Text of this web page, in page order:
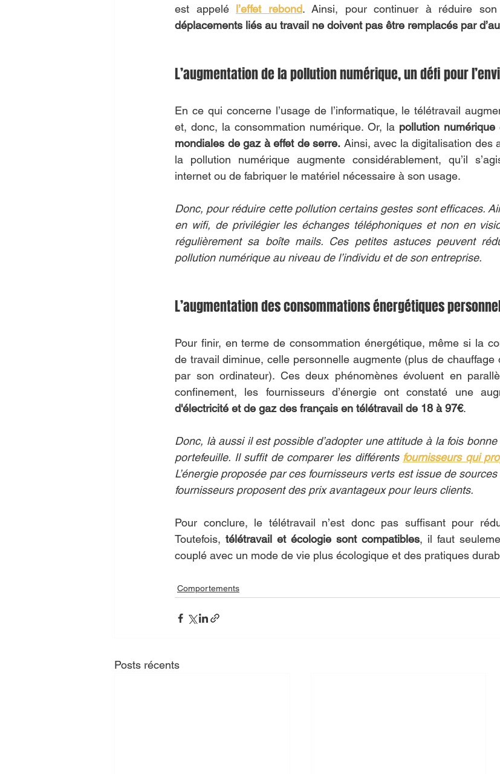
est appelé l’effet rebond. Ainsi, pour continuer à réduire son
déplacements liés au travail ne doivent pas être remplacés par
L’augmentation de la pollution numérique, un défi pour
En ce qui concerne l’usage de l’informatique, le télétravail
et, donc, la consommation numérique. Or, la pollution numérique
mondiales de gaz à effet de serre. Ainsi, avec la digitalisation des
la pollution numérique augmente considérablement, qu’il
internet ou de fabriquer le matériel nécessaire à son usage.
Donc, pour réduire cette pollution certains gestes sont efficaces.
en wifi, de privilégier les échanges téléphoniques et non en
régulièrement sa boîte mails. Ces petites astuces peuvent
pollution numérique au niveau de l’individu et de son entreprise.
L’augmentation des consommations énergétiques
Pour finir, en terme de consommation énergétique, même si la
de travail diminue, celle personnelle augmente (plus de chauffage
par son ordinateur). Ces deux phénomènes évoluent en
confinement, les fournisseurs d’énergie ont constaté une
d'électricité et de gaz des français en télétravail de 18 à 97€.
Donc, là aussi il est possible d’adopter une attitude à la fois
portefeuille. Il suffit de comparer les différents fournisseurs qui
L’énergie proposée par ces fournisseurs verts est issue de
fournisseurs proposent des prix avantageux pour leurs clients.
Pour conclure, le télétravail n’est donc pas suffisant pour
Toutefois, télétravail et écologie sont compatibles, il faut
couplé avec un mode de vie plus écologique et des pratiques
Comportements
Posts récents